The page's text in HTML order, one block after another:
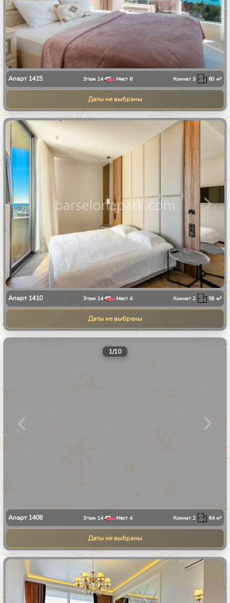
Апарт 1415 Этаж 14 Мест 6 Комнат3 60 м²
Даты не выбраны
Апарт 1410 Этаж 14 Мест 4 Комнат2 58 м²
Даты не выбраны
1/10
Апарт 1408 Этаж 14 Мест 4 Комнат2 64м²
Даты не выбраны